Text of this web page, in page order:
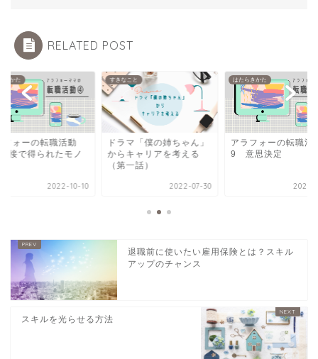
RELATED POST
すきなこと
ドラマ「僕の姉ちゃん」
からキャリアを考える
2022-07-30
はたらきかた
アラフォーの転職活動
9 意思決定
2022-11-06
はたらきかた
アラフォーの転
4 面接で得ら
退職前に使いたい雇用保険とは？スキル
アップのチャンス
スキルを光らせる方法